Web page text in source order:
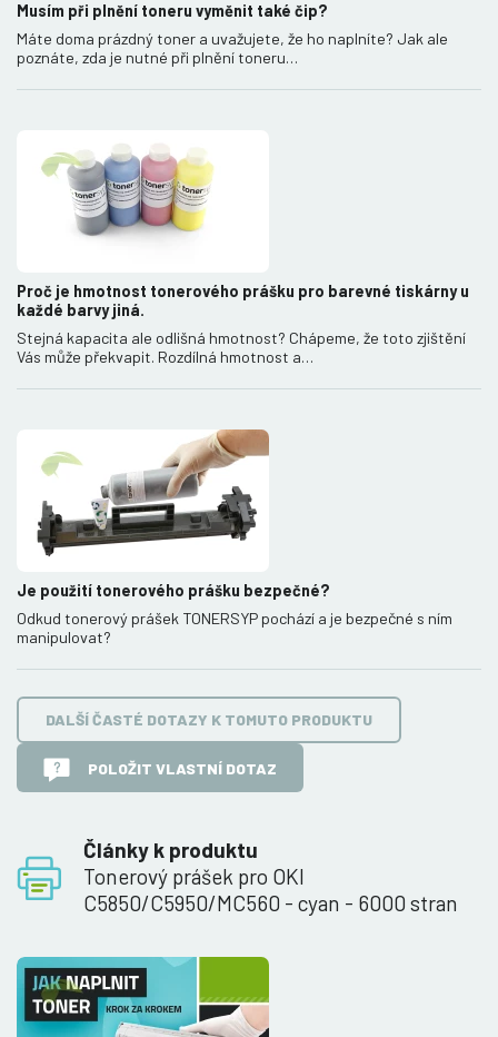
Články k produktu
Tonerový prášek pro OKI
C5850/C5950/MC560 - cyan - 6000 stran
Musím při plnění toneru vyměnit také čip?
Máte doma prázdný toner a uvažujete, že ho naplníte? Jak ale
poznáte, zda je nutné při plnění toneru…
Proč je hmotnost tonerového prášku pro barevné tiskárny u
každé barvy jiná.
Stejná kapacita ale odlišná hmotnost? Chápeme, že toto zjištění
Vás může překvapit. Rozdílná hmotnost a…
Je použití tonerového prášku bezpečné?
Odkud tonerový prášek TONERSYP pochází a je bezpečné s ním
manipulovat?
DALŠÍ ČASTÉ DOTAZY K TOMUTO PRODUKTU
POLOŽIT VLASTNÍ DOTAZ